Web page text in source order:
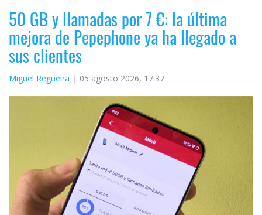
50 GB y llamadas por 7 €: la última
mejora de Pepephone ya ha llegado a
sus clientes
Miguel Regueira 05 agosto 2026, 17:37